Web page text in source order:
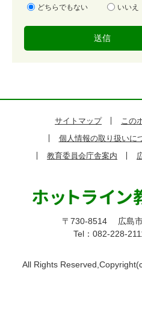
易
どちらでもない
いいえ
サイトマップ
この
個人情報の取り扱いに
教育委員会庁舎案内
〒730-8514
広島
Tel：082-228-
All Rights